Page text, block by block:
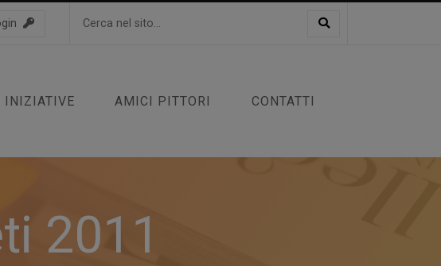
INIZIATIVE AMICI PITTORI CONTATTI
2011